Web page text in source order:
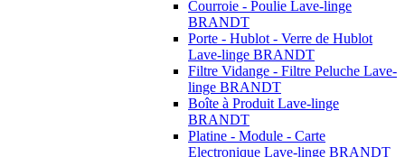
Courroie - Poulie Lave-linge
BRANDT
Porte - Hublot - Verre de Hublot
Lave-linge BRANDT
Filtre Vidange - Filtre Peluche Lave-
linge BRANDT
Boîte à Produit Lave-linge
BRANDT
Platine - Module - Carte
Electronique Lave-linge BRANDT